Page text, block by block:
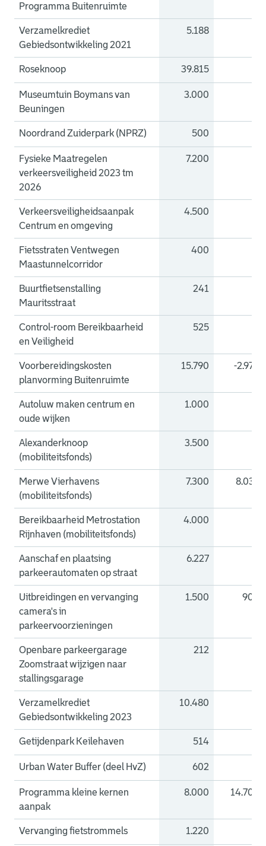
Programma Buitenruimte
Verzamelkrediet
Gebiedsontwikkeling 2021
5.188
Roseknoop 39.815
Museumtuin Boymans van
Beuningen
3.000
Noordrand Zuiderpark (NPRZ) 500
Fysieke Maatregelen
verkeersveiligheid 2023 tm
2026
7.200
Verkeersveiligheidsaanpak
Centrum en omgeving
4.500
Fietsstraten Ventwegen
Maastunnelcorridor
400
Buurtfietsenstalling
Mauritsstraat
241
Control-room Bereikbaarheid
en Veiligheid
525
Voorbereidingskosten
planvorming Buitenruimte
15.790 -2.970
Autoluw maken centrum en
oude wijken
1.000
Alexanderknoop
(mobiliteitsfonds)
3.500
Merwe Vierhavens
(mobiliteitsfonds)
7.300 8.038
Bereikbaarheid Metrostation
Rijnhaven (mobiliteitsfonds)
4.000
Aanschaf en plaatsing
parkeerautomaten op straat
6.227
Uitbreidingen en vervanging
camera's in
parkeervoorzieningen
1.500 900
Openbare parkeergarage
Zoomstraat wijzigen naar
stallingsgarage
212
Verzamelkrediet
Gebiedsontwikkeling 2023
10.480
Getijdenpark Keilehaven 514
Urban Water Buffer (deel HvZ) 602
Programma kleine kernen
aanpak
8.000 14.700
Vervanging fietstrommels 1.220